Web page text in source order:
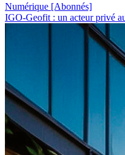
Numérique [Abonnés]
IGO-Geofit : un acteur privé